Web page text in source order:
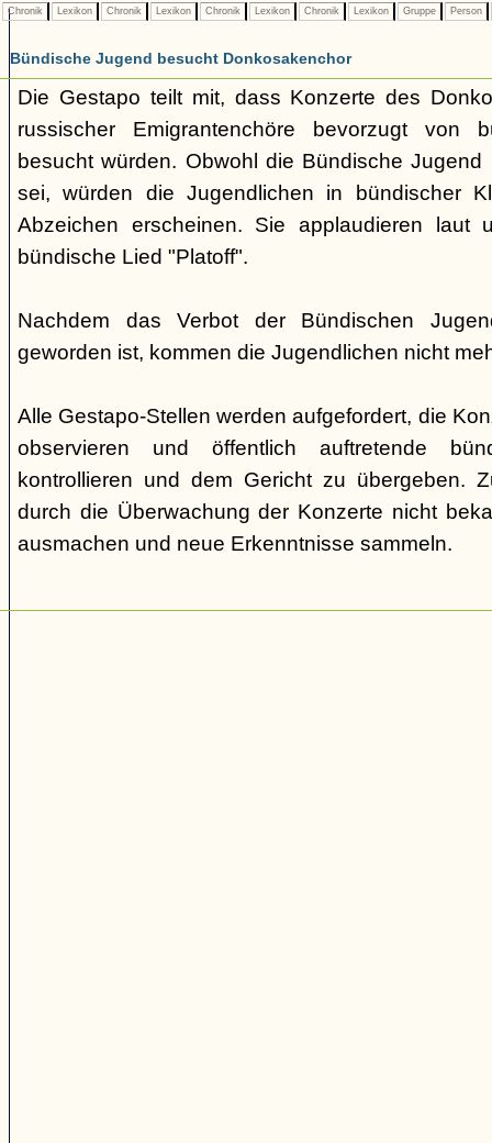
Chronik Lexikon Chronik Lexikon Chronik Lexikon Chronik Lexikon Gruppe Person
Bündische Jugend besucht Donkosakenchor
Die Gestapo teilt mit, dass Konzerte des
russischer Emigrantenchöre bevorzugt von
besucht würden. Obwohl die Bündische Jugend
sei, würden die Jugendlichen in bündischer
Abzeichen erscheinen. Sie applaudieren laut
bündische Lied "Platoff".
Nachdem das Verbot der Bündischen
geworden ist, kommen die Jugendlichen nicht
Alle Gestapo-Stellen werden aufgefordert, die
observieren und öffentlich auftretende
kontrollieren und dem Gericht zu übergeben.
durch die Überwachung der Konzerte nicht
ausmachen und neue Erkenntnisse sammeln.